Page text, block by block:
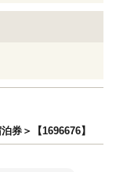
券＞【1696676】